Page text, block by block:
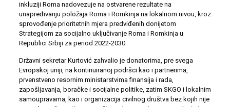
inkluziji Roma nadovezuje na ostvarene rezultate na
unapređivanju položaja Roma i Romkinja na lokalnom nivou, kroz
sprovođenje prioritetnih mjera predviđenih donijetom
Strategijom za socijalno uključivanje Roma i Romkinja u
Republici Srbiji za period 2022-2030.
Državni sekretar Kurtović zahvalio je donatorima, pre svega
Evropskoj uniji, na kontinuiranoj podršci kao i partnerima,
prvenstveno resornim ministarstvima finansija i rada,
zapošljavanja, boračke i socijalne politike, zatim SKGO i lokalnim
samoupravama, kao i organizacija civilnog društva bez kojih nije